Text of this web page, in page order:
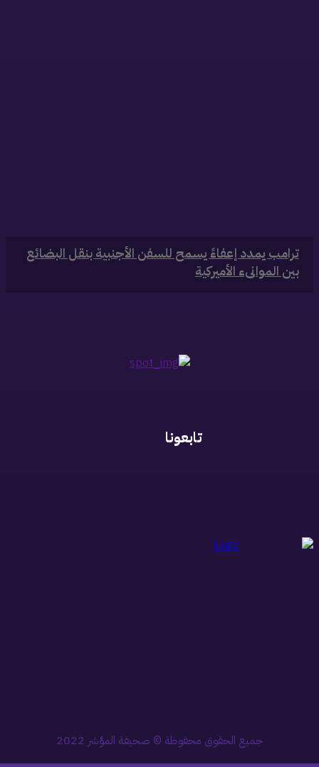
‏ترامب يمدد إعفاءً يسمح للسفن الأجنبية بنقل البضائع
بين الموانىء الأميركية
تابعونا
جميع الحقوق محفوظة © صحيفة المؤشر 2022